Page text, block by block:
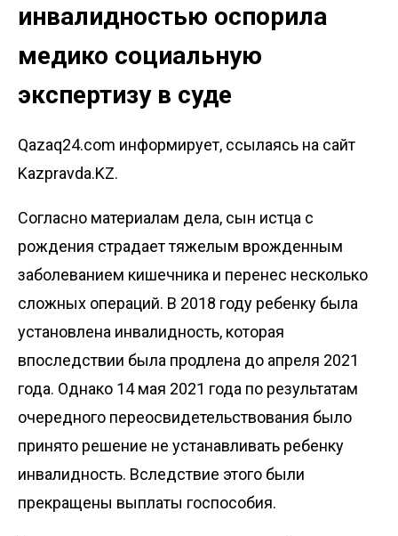
инвалидностью оспорила
медико социальную
экспертизу в суде
Qazaq24.com информирует, ссылаясь на сайт
Kazpravda.KZ.
Согласно материалам дела, сын истца с
рождения страдает тяжелым врожденным
заболеванием кишечника и перенес несколько
сложных операций. В 2018 году ребенку была
установлена инвалидность, которая
впоследствии была продлена до апреля 2021
года. Однако 14 мая 2021 года по результатам
очередного переосвидетельствования было
принято решение не устанавливать ребенку
инвалидность. Вследствие этого были
прекращены выплаты госпособия.